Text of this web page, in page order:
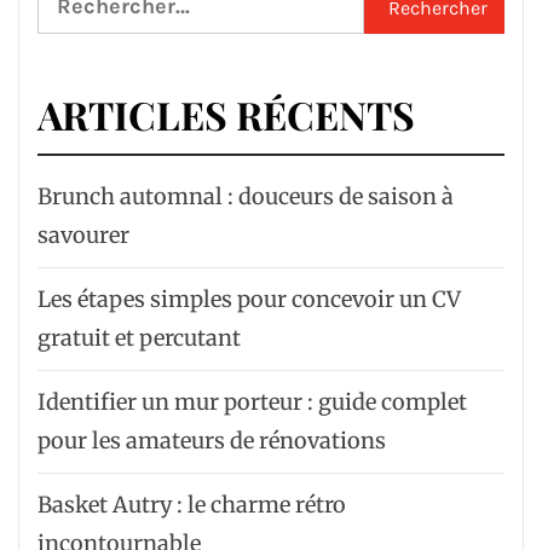
ARTICLES RÉCENTS
Brunch automnal : douceurs de saison à
savourer
Les étapes simples pour concevoir un CV
gratuit et percutant
Identifier un mur porteur : guide complet
pour les amateurs de rénovations
Basket Autry : le charme rétro
incontournable